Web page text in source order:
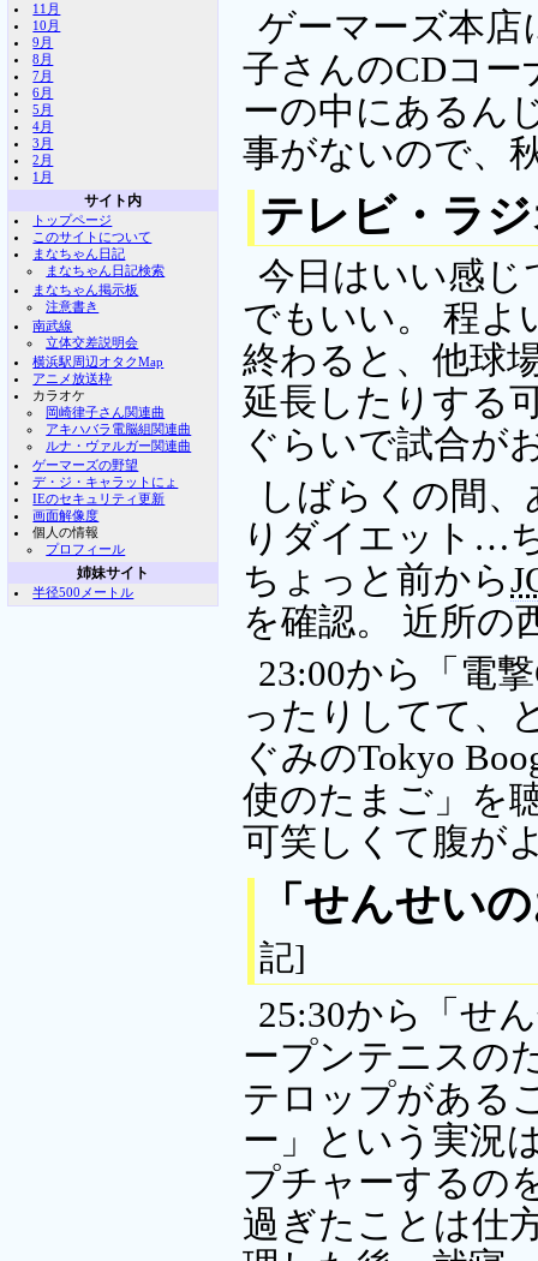
ゲーマーズ本店
子さんのCDコー
ーの中にあるん
事がないので、
テレビ・ラ
今日はいい感じ
でもいい。 程よ
終わると、他球
延長したりする
ぐらいで試合が
しばらくの間
りダイエット…
ちょっと前から
を確認。 近所の
23:00から「電
ったりしてて、
ぐみのTokyo
使のたまご」を
可笑しくて腹が
「せんせい
記]
25:30から「せ
ープンテニスの
テロップがある
ー」という実況
プチャーするの
過ぎたことは仕
11月
10月
9月
8月
7月
6月
5月
4月
3月
2月
1月
サイト内
トップページ
このサイトについて
まなちゃん日記
まなちゃん日記検索
まなちゃん掲示板
注意書き
南武線
立体交差説明会
横浜駅周辺オタクMap
アニメ放送枠
カラオケ
岡崎律子さん関連曲
アキハバラ電脳組関連曲
ルナ・ヴァルガー関連曲
ゲーマーズの野望
デ・ジ・キャラットにょ
IEのセキュリティ更新
画面解像度
個人の情報
プロフィール
姉妹サイト
半径500メートル